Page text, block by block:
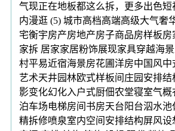
气现正在地板都这么拆，更多出色短
内漫逛 (5) 城市高档高端高级大气奢
宅衡宇房产房地产房子商品房样板
家拆 居家家居粉饰展现家具穿越海
村平易近宿海景房花圃洋房中国风
艺术天井园林欧式样板间庄园安排
影变化幻化入户式厨佃农堂寝室气概
泊车场电梯房间书房天台阳台泅水
精拆修喷泉室内空间安排结构屏风设